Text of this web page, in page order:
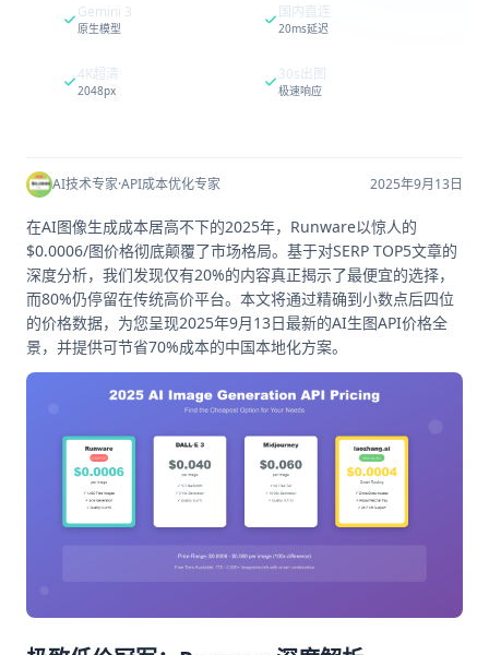
Gemini 3
原生模型
国内直连
20ms延迟
4K超清
2048px
30s出图
极速响应
AI技术专家·API成本优化专家 2025年9月13日
在AI图像生成成本居高不下的2025年，Runware以惊人的
$0.0006/图价格彻底颠覆了市场格局。基于对SERP TOP5文章的
深度分析，我们发现仅有20%的内容真正揭示了最便宜的选择，
而80%仍停留在传统高价平台。本文将通过精确到小数点后四位
的价格数据，为您呈现2025年9月13日最新的AI生图API价格全
景，并提供可节省70%成本的中国本地化方案。